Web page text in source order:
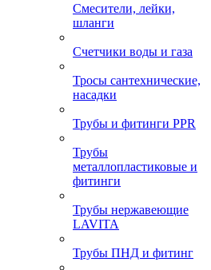
Смесители, лейки,
шланги
Счетчики воды и газа
Тросы сантехнические,
насадки
Трубы и фитинги PPR
Трубы
металлопластиковые и
фитинги
Трубы нержавеющие
LAVITA
Трубы ПНД и фитинг